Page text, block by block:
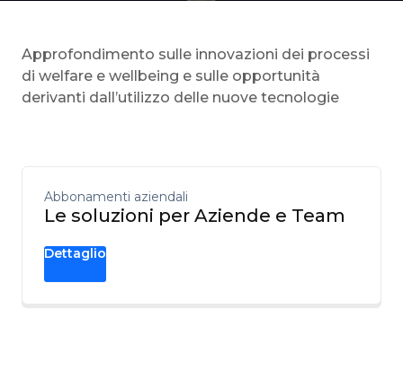
Approfondimento sulle innovazioni dei processi
di welfare e wellbeing e sulle opportunità
derivanti dall’utilizzo delle nuove tecnologie
Abbonamenti aziendali
Le soluzioni per Aziende e Team
Dettaglio